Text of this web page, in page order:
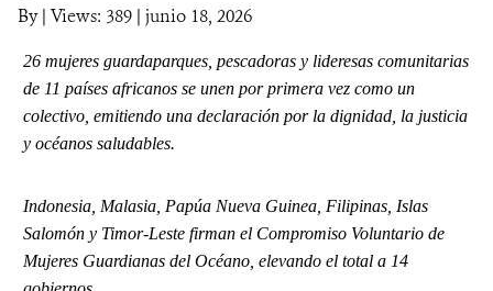
By| Views: 389 | junio 18, 2026
26 mujeres guardaparques, pescadoras y lideresas comunitarias
de 11 países africanos se unen por primera vez como un
colectivo, emitiendo una declaración por la dignidad, la justicia
y océanos saludables.
Indonesia, Malasia, Papúa Nueva Guinea, Filipinas, Islas
Salomón y Timor-Leste firman el Compromiso Voluntario de
Mujeres Guardianas del Océano, elevando el total a 14